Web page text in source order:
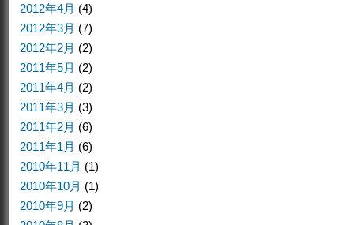
2012年4月 (4)
2012年3月 (7)
2012年2月 (2)
2011年5月 (2)
2011年4月 (2)
2011年3月 (3)
2011年2月 (6)
2011年1月 (6)
2010年11月 (1)
2010年10月 (1)
2010年9月 (2)